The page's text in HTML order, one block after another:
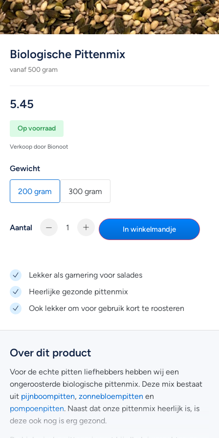
Biologische Pittenmix
vanaf 500 gram
5.45
Op voorraad
Verkoop door Bionoot
Gewicht
200 gram 300 gram
Aantal In winkelmandje
Lekker als garnering voor salades
Heerlijke gezonde pittenmix
Ook lekker om voor gebruik kort te roosteren
Over dit product
Voor de echte pitten liefhebbers hebben wij een
ongeroosterde biologische pittenmix. Deze mix bestaat
uit pijnboompitten zonnebloempitten en
pompoenpitten . Naast dat onze pittenmix heerlijk is, is
deze ook nog is erg gezond.